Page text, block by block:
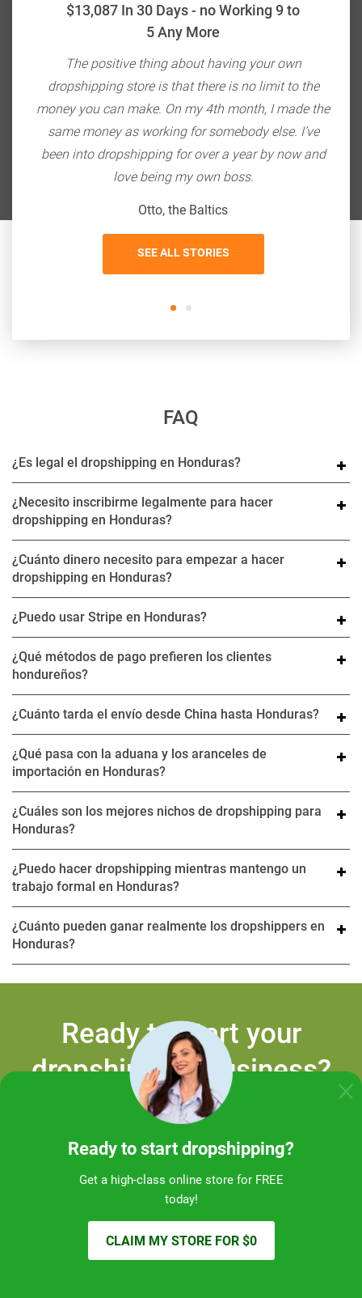
Ready to start dropshipping?
Get a high-class online store for FREE
today!
CLAIM MY STORE FOR $0
$13,087 In 30 Days - no Working 9 to
5 Any More
The positive thing about having your own
dropshipping store is that there is no limit to the
money you can make. On my 4th month, I made the
same money as working for somebody else. I’ve
been into dropshipping for over a year by now and
love being my own boss.
Otto, the Baltics
SEE ALL STORIES
FAQ
¿Es legal el dropshipping en Honduras?
¿Necesito inscribirme legalmente para hacer
dropshipping en Honduras?
¿Cuánto dinero necesito para empezar a hacer
dropshipping en Honduras?
¿Puedo usar Stripe en Honduras?
¿Qué métodos de pago prefieren los clientes
hondureños?
¿Cuánto tarda el envío desde China hasta Honduras?
¿Qué pasa con la aduana y los aranceles de
importación en Honduras?
¿Cuáles son los mejores nichos de dropshipping para
Honduras?
¿Puedo hacer dropshipping mientras mantengo un
trabajo formal en Honduras?
¿Cuánto pueden ganar realmente los dropshippers en
Honduras?
Ready to start your
dropshipping business?
GET STORE FOR FREE